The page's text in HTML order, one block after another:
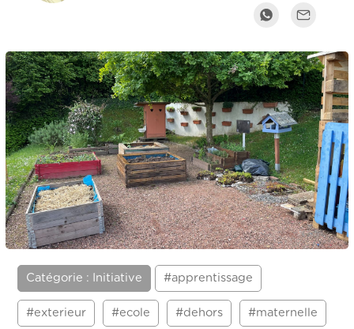
Catégorie : Initiative #apprentissage
#exterieur #ecole #dehors #maternelle